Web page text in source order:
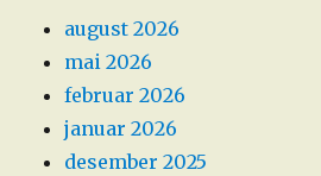
august 2026
mai 2026
februar 2026
januar 2026
desember 2025